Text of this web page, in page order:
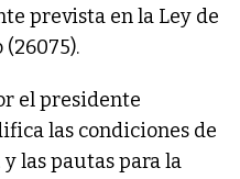
prevista en la Ley de
el presidente
las condiciones de
y las pautas para la